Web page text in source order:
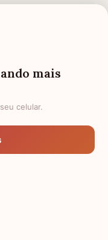
PAI
DE MORTE DE PAI
mais
celular.